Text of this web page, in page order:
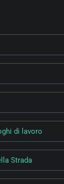
di lavoro
Strada